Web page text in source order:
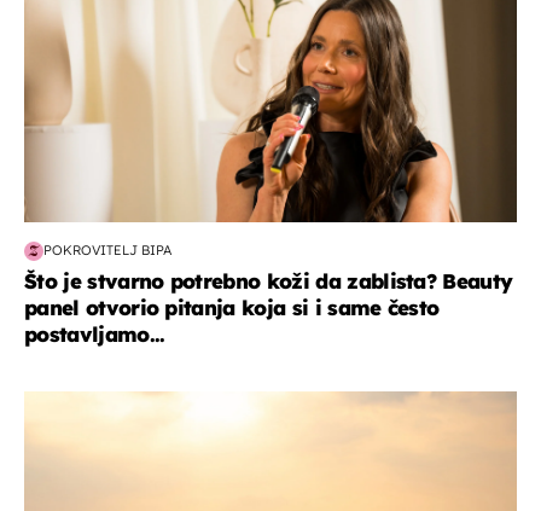
POKROVITELJ BIPA
Što je stvarno potrebno koži da zablista? Beauty
panel otvorio pitanja koja si i same često
postavljamo...